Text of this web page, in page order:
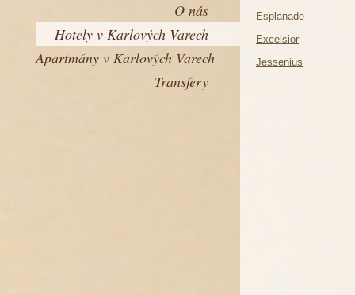
O nás
Hotely v Karlových Varech
Apartmány v Karlových Varech
Transfery
Esplanade
Excelsior
Jessenius